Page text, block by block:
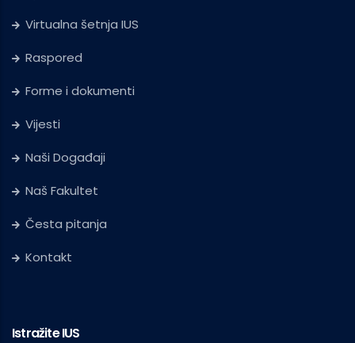
Virtualna šetnja IUS
Raspored
Forme i dokumenti
Vijesti
Naši Događaji
Naš Fakultet
Česta pitanja
Kontakt
Istražite IUS